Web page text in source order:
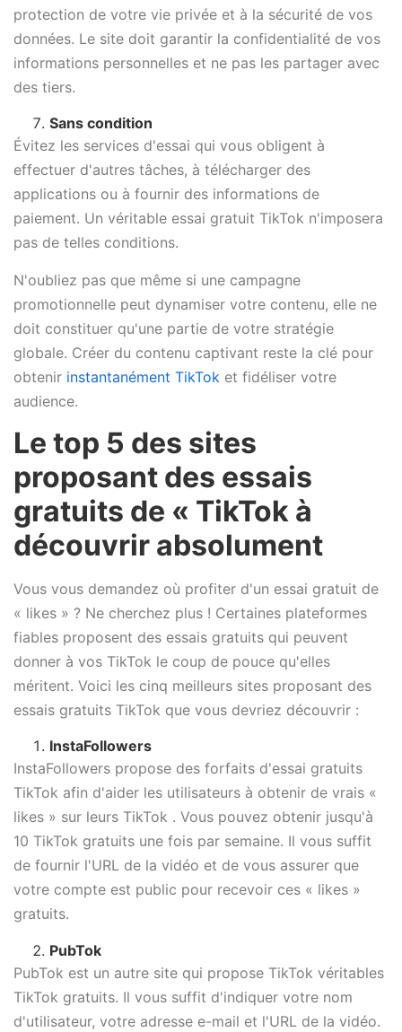
protection de votre vie privée et à la sécurité de vos
données. Le site doit garantir la confidentialité de vos
informations personnelles et ne pas les partager avec
des tiers.
Sans condition
Évitez les services d'essai qui vous obligent à
effectuer d'autres tâches, à télécharger des
applications ou à fournir des informations de
paiement. Un véritable essai gratuit TikTok n'imposera
pas de telles conditions.
N'oubliez pas que même si une campagne
promotionnelle peut dynamiser votre contenu, elle ne
doit constituer qu'une partie de votre stratégie
globale. Créer du contenu captivant reste la clé pour
obtenir instantanément TikTok et fidéliser votre
audience.
Le top 5 des sites
proposant des essais
gratuits de « TikTok à
découvrir absolument
Vous vous demandez où profiter d'un essai gratuit de
« likes » ? Ne cherchez plus ! Certaines plateformes
fiables proposent des essais gratuits qui peuvent
donner à vos TikTok le coup de pouce qu'elles
méritent. Voici les cinq meilleurs sites proposant des
essais gratuits TikTok que vous devriez découvrir :
InstaFollowers
InstaFollowers propose des forfaits d'essai gratuits
TikTok afin d'aider les utilisateurs à obtenir de vrais «
likes » sur leurs TikTok . Vous pouvez obtenir jusqu'à
10 TikTok gratuits une fois par semaine. Il vous suffit
de fournir l'URL de la vidéo et de vous assurer que
votre compte est public pour recevoir ces « likes »
gratuits.
PubTok
PubTok est un autre site qui propose TikTok véritables
TikTok gratuits. Il vous suffit d'indiquer votre nom
d'utilisateur, votre adresse e-mail et l'URL de la vidéo.